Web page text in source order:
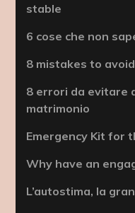
stable
6 cose che non
8 mistakes to
8 errori da evitare
matrimonio
Emergency Kit for
Why have an
L’autostima, la